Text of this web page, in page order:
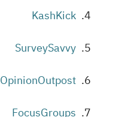
KashKick
SurveySavvy
OpinionOutpost
FocusGroups